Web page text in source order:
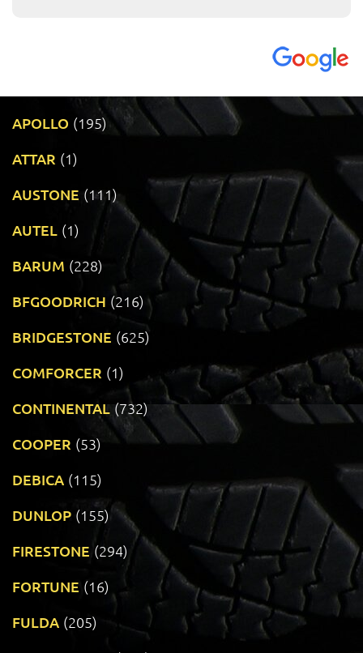
APOLLO (195)
ATTAR (1)
AUSTONE (111)
AUTEL (1)
BARUM (228)
BFGOODRICH (216)
BRIDGESTONE (625)
COMFORCER (1)
CONTINENTAL (732)
COOPER (53)
DEBICA (115)
DUNLOP (155)
FIRESTONE (294)
FORTUNE (16)
FULDA (205)